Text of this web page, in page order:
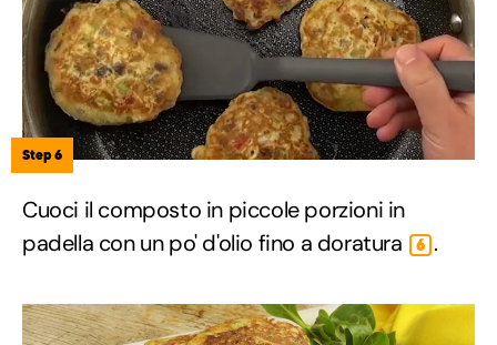
Step 6
Cuoci il composto in piccole porzioni in
padella con un po' d'olio fino a doratura
6 .